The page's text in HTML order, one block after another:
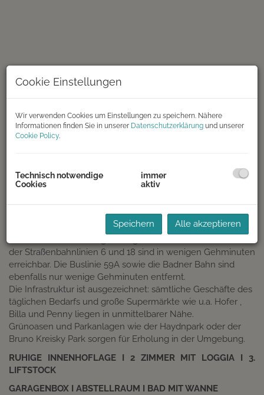
der Straßenbahnlinien 6 und 18 sind in wenigen Gehminuten
erreichbar. Die Buslinie 59A sowie die Badner Bahn sind
ebenfalls nur wenige Gehminuten entfernt.
Die Infrastruktur ist ausgezeichnet: sämtliche Geschäfte des
täglichen Bedarfs und große Supermärkte wie u.a. Hofer ,
Billa und Penny liegen in unmittelbarer Nähe.
Grünoasen und Parkanlagen wie der Haydnpark oder der
Bruno Kreisky Park sorgen für Erholung in der Umgebung.
RUHIGE INNENHOFLAGE I 2 ZIMMER MIT LOGGIA I 3.
LIFTSTOCK
GARAGENBOX I ABSTELLRAUM I BAD MIT WANNE
Cookie Einstellungen
Wir verwenden Cookies um Einstellungen zu speichern. Nähere
Informationen finden Sie in unserer Datenschutzerklärung und unserer
Cookie Policy
Technisch notwendige
Cookies
immer
aktiv
Speichern Alle akzeptieren